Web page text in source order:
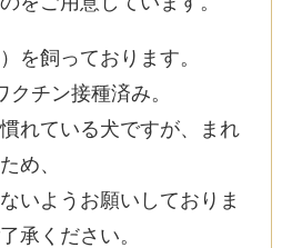
を飼っております。
チン接種済み。
れている犬ですが、まれ
め、
いようお願いしておりま
承ください。